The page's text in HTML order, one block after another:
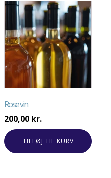
Rose vin
200,00 kr.
TILFØJ TIL KURV